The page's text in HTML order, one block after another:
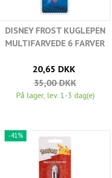
DISNEY FROST KUGLEPEN
MULTIFARVEDE 6 FARVER
20,65 DKK
35,00 DKK
På lager, lev. 1-3 dag(e)
-41%